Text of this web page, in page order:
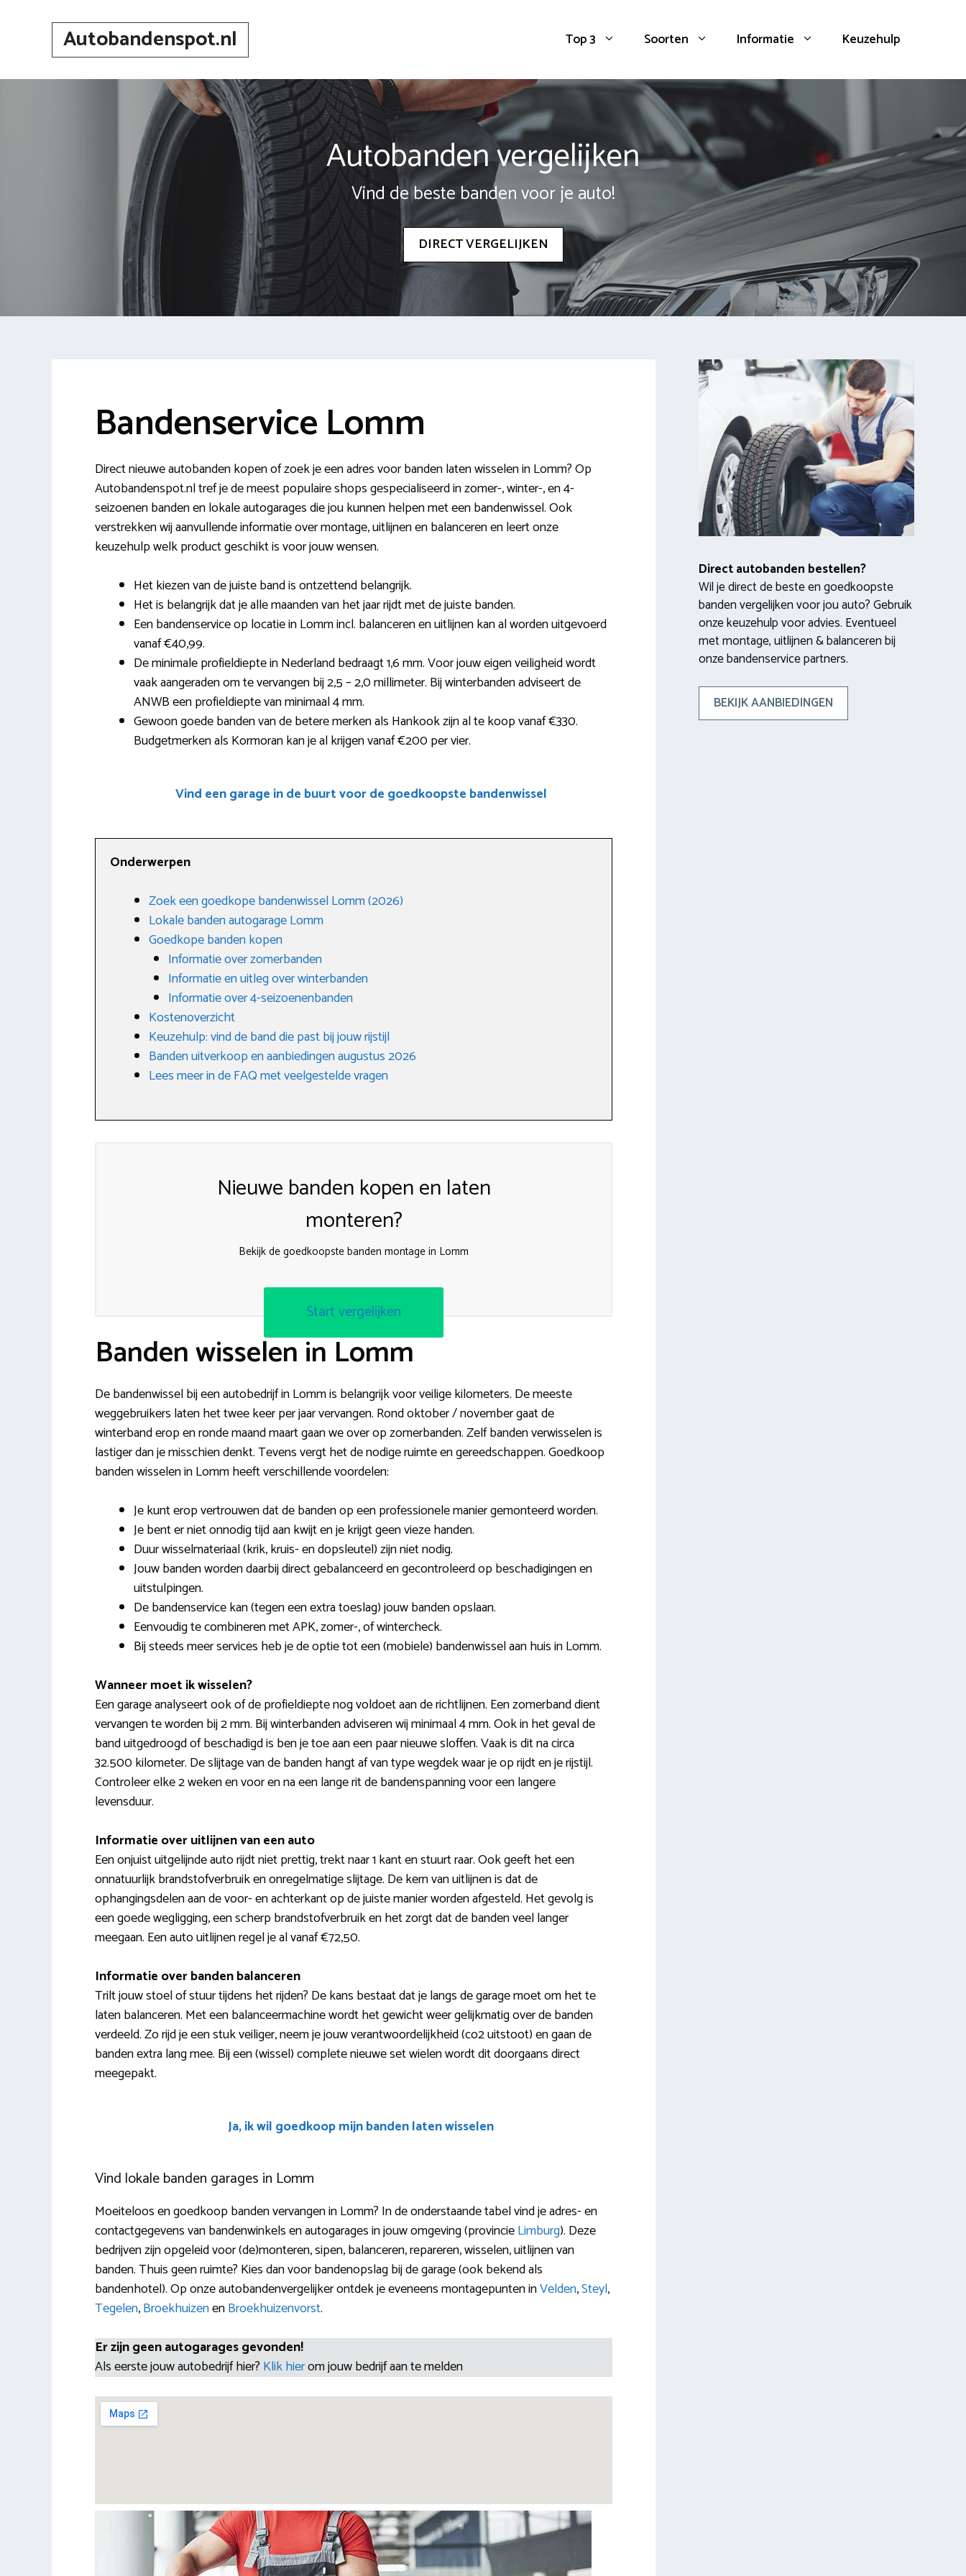
Autobandenspot.nl Top 3 Soorten Informatie Keuzehulp
Autobanden vergelijken
Vind de beste banden voor je auto!
DIRECT VERGELIJKEN
Bandenservice Lomm
Direct nieuwe autobanden kopen of zoek je een adres voor banden laten wisselen in Lomm? Op
Autobandenspot.nl tref je de meest populaire shops gespecialiseerd in zomer-, winter-, en 4-
seizoenen banden en lokale autogarages die jou kunnen helpen met een bandenwissel. Ook
verstrekken wij aanvullende informatie over montage, uitlijnen en balanceren en leert onze
keuzehulp welk product geschikt is voor jouw wensen.
Het kiezen van de juiste band is ontzettend belangrijk.
Het is belangrijk dat je alle maanden van het jaar rijdt met de juiste banden.
Een bandenservice op locatie in Lomm incl. balanceren en uitlijnen kan al worden uitgevoerd
vanaf €40,99.
De minimale profieldiepte in Nederland bedraagt 1,6 mm. Voor jouw eigen veiligheid wordt
vaak aangeraden om te vervangen bij 2,5 – 2,0 millimeter. Bij winterbanden adviseert de
ANWB een profieldiepte van minimaal 4 mm.
Gewoon goede banden van de betere merken als Hankook zijn al te koop vanaf €330.
Budgetmerken als Kormoran kan je al krijgen vanaf €200 per vier.
Vind een garage in de buurt voor de goedkoopste bandenwissel
Onderwerpen
Zoek een goedkope bandenwissel Lomm (2026)
Lokale banden autogarage Lomm
Goedkope banden kopen
Informatie over zomerbanden
Informatie en uitleg over winterbanden
Informatie over 4-seizoenenbanden
Kostenoverzicht
Keuzehulp: vind de band die past bij jouw rijstijl
Banden uitverkoop en aanbiedingen augustus 2026
Lees meer in de FAQ met veelgestelde vragen
Nieuwe banden kopen en laten
monteren?
Bekijk de goedkoopste banden montage in Lomm
Start vergelijken
Banden wisselen in Lomm
De bandenwissel bij een autobedrijf in Lomm is belangrijk voor veilige kilometers. De meeste
weggebruikers laten het twee keer per jaar vervangen. Rond oktober / november gaat de
winterband erop en ronde maand maart gaan we over op zomerbanden. Zelf banden verwisselen is
lastiger dan je misschien denkt. Tevens vergt het de nodige ruimte en gereedschappen. Goedkoop
banden wisselen in Lomm heeft verschillende voordelen:
Je kunt erop vertrouwen dat de banden op een professionele manier gemonteerd worden.
Je bent er niet onnodig tijd aan kwijt en je krijgt geen vieze handen.
Duur wisselmateriaal (krik, kruis- en dopsleutel) zijn niet nodig.
Jouw banden worden daarbij direct gebalanceerd en gecontroleerd op beschadigingen en
uitstulpingen.
De bandenservice kan (tegen een extra toeslag) jouw banden opslaan.
Eenvoudig te combineren met APK, zomer-, of wintercheck.
Bij steeds meer services heb je de optie tot een (mobiele) bandenwissel aan huis in Lomm.
Wanneer moet ik wisselen?
Een garage analyseert ook of de profieldiepte nog voldoet aan de richtlijnen. Een zomerband dient
vervangen te worden bij 2 mm. Bij winterbanden adviseren wij minimaal 4 mm. Ook in het geval de
band uitgedroogd of beschadigd is ben je toe aan een paar nieuwe sloffen. Vaak is dit na circa
32.500 kilometer. De slijtage van de banden hangt af van type wegdek waar je op rijdt en je rijstijl.
Controleer elke 2 weken en voor en na een lange rit de bandenspanning voor een langere
levensduur.
Informatie over uitlijnen van een auto
Een onjuist uitgelijnde auto rijdt niet prettig, trekt naar 1 kant en stuurt raar. Ook geeft het een
onnatuurlijk brandstofverbruik en onregelmatige slijtage. De kern van uitlijnen is dat de
ophangingsdelen aan de voor- en achterkant op de juiste manier worden afgesteld. Het gevolg is
een goede wegligging, een scherp brandstofverbruik en het zorgt dat de banden veel langer
meegaan. Een auto uitlijnen regel je al vanaf €72,50.
Informatie over banden balanceren
Trilt jouw stoel of stuur tijdens het rijden? De kans bestaat dat je langs de garage moet om het te
laten balanceren. Met een balanceermachine wordt het gewicht weer gelijkmatig over de banden
verdeeld. Zo rijd je een stuk veiliger, neem je jouw verantwoordelijkheid (co2 uitstoot) en gaan de
banden extra lang mee. Bij een (wissel) complete nieuwe set wielen wordt dit doorgaans direct
meegepakt.
Ja, ik wil goedkoop mijn banden laten wisselen
Vind lokale banden garages in Lomm
Moeiteloos en goedkoop banden vervangen in Lomm? In de onderstaande tabel vind je adres- en
contactgegevens van bandenwinkels en autogarages in jouw omgeving (provincieLimburg). Deze
bedrijven zijn opgeleid voor (de)monteren, sipen, balanceren, repareren, wisselen, uitlijnen van
banden. Thuis geen ruimte? Kies dan voor bandenopslag bij de garage (ook bekend als
bandenhotel). Op onze autobandenvergelijker ontdek je eveneens montagepunten inVelden,Steyl,
Tegelen,BroekhuizenenBroekhuizenvorst.
Er zijn geen autogarages gevonden!
Als eerste jouw autobedrijf hier? Klik hierom jouw bedrijf aan te melden
Direct autobanden bestellen?
Wil je direct de beste en goedkoopste
banden vergelijken voor jou auto? Gebruik
onze keuzehulp voor advies. Eventueel
met montage, uitlijnen & balanceren bij
onze bandenservice partners.
BEKIJK AANBIEDINGEN